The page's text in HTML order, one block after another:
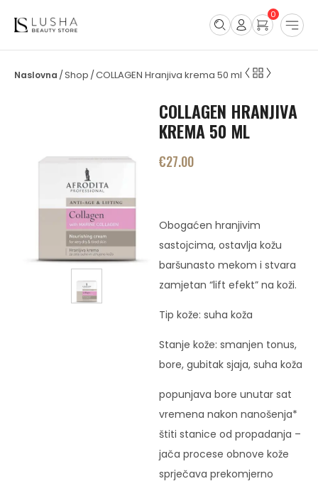
0
/Shop /COLLAGEN Hranjiva krema 50 ml
COLLAGEN HRANJIVA
KREMA 50 ML
€27.00
Obogaćen hranjivim
sastojcima, ostavlja kožu
baršunasto mekom i stvara
zamjetan “lift efekt” na koži.
Tip kože: suha koža
Stanje kože: smanjen tonus,
bore, gubitak sjaja, suha koža
popunjava bore unutar sat
vremena nakon nanošenja*
štiti stanice od propadanja –
jača procese obnove kože
sprječava prekomjerno